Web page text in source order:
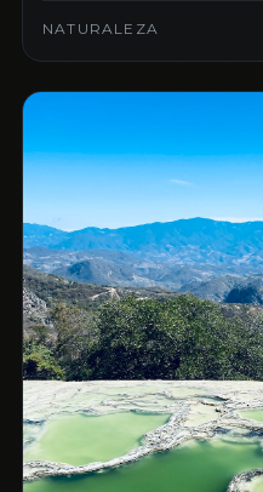
NATURALEZA